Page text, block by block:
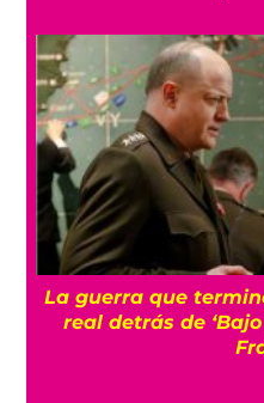
La guerra que
real detrás de